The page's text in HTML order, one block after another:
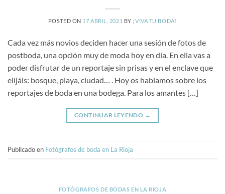
POSTED ON 17 ABRIL, 2021 BY ¡VIVA TU BODA!
Cada vez más novios deciden hacer una sesión de fotos de
postboda, una opción muy de moda hoy en día. En ella vas a
poder disfrutar de un reportaje sin prisas y en el enclave que
elijáis: bosque, playa, ciudad… . Hoy os hablamos sobre los
reportajes de boda en una bodega. Para los amantes […]
CONTINUAR LEYENDO →
Publicado en Fotógrafos de boda en La Rioja
FOTÓGRAFOS DE BODAS EN LA RIOJA